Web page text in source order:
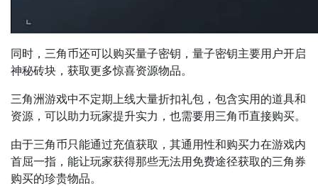
同时，三角币还可以购买量子密钥，量子密钥主要用户开启
神秘砖块，获取更多惊喜资源物品。
三角洲游戏中不定期上线大量折扣礼包，包含实用的道具和
资源，可以助力玩家提升实力，也需要用三角币直接购买。
由于三角币只能通过充值获取，其通用性和购买力在游戏内
首屈一指，能让玩家获得那些无法用免费途径获取的三角券
购买的珍贵物品。